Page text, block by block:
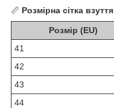
📏 Розмірна сітка взуття
Розмір (EU)
41
42
43
44